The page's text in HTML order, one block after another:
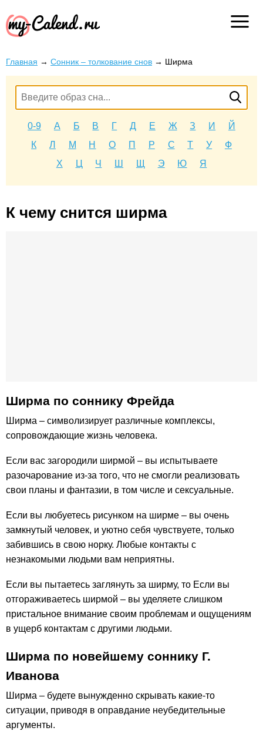
Главная → Сонник – толкование снов → Ширма
0-9 А Б В Г Д Е Ж З И
Й
К
Л М Н О П Р С Т У
Ф
Х
Ц Ч Ш Щ Э Ю Я
К чему снится ширма
Ширма по соннику Фрейда
Ширма – символизирует различные комплексы,
сопровождающие жизнь человека.
Если вас загородили ширмой – вы испытываете
разочарование из-за того, что не смогли реализовать
свои планы и фантазии, в том числе и сексуальные.
Если вы любуетесь рисунком на ширме – вы очень
замкнутый человек, и уютно себя чувствуете, только
забившись в свою норку. Любые контакты с
незнакомыми людьми вам неприятны.
Если вы пытаетесь заглянуть за ширму, то Если вы
отгораживаетесь ширмой – вы уделяете слишком
пристальное внимание своим проблемам и ощущениям
в ущерб контактам с другими людьми.
Ширма по новейшему соннику Г.
Иванова
Ширма – будете вынужденно скрывать какие-то
ситуации, приводя в оправдание неубедительные
аргументы.